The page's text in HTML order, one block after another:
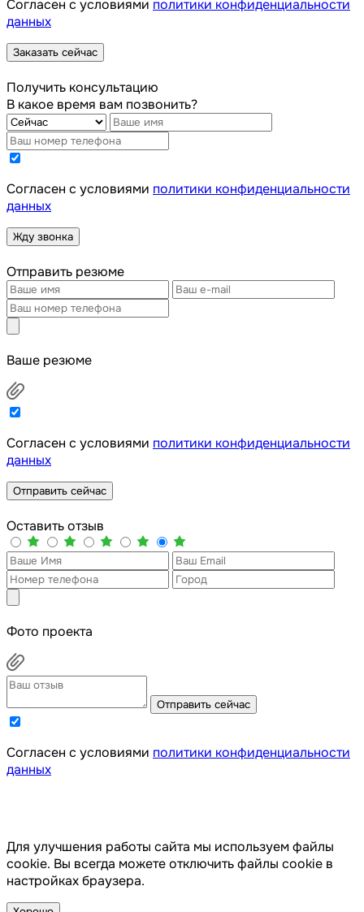
Cогласен с условиями политики конфиденциальности
данных
Заказать сейчас
Получить консультацию
В какое время вам позвонить?
Cогласен с условиями политики конфиденциальности
данных
Жду звонка
Отправить резюме
Ваше резюме
Cогласен с условиями политики конфиденциальности
данных
Отправить сейчас
Оставить отзыв
Фото проекта
Отправить сейчас
Cогласен с условиями политики конфиденциальности
данных
Для улучшения работы сайта мы используем файлы
cookie. Вы всегда можете отключить файлы cookie в
настройках браузера.